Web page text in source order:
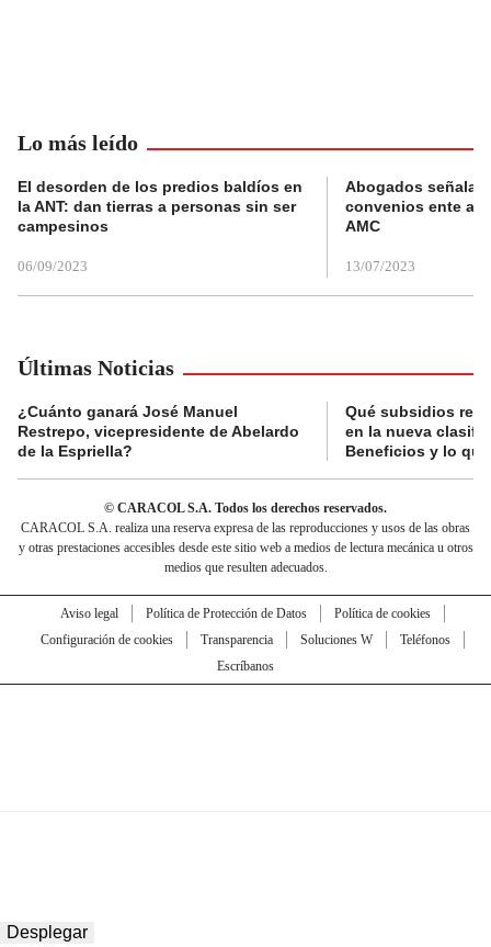
Lo más leído
El desorden de los predios baldíos en
la ANT: dan tierras a personas sin ser
campesinos
06/09/2023
Abogados
convenios ente
AMC
13/07/2023
Últimas Noticias
¿Cuánto ganará José Manuel
Restrepo, vicepresidente de Abelardo
de la Espriella?
Qué subsidios
en la nueva
Beneficios y lo
© CARACOL S.A. Todos los derechos reservados.
CARACOL S.A. realiza una reserva expresa de las reproducciones y usos de las obras
y otras prestaciones accesibles desde este sitio web a medios de lectura mecánica u otros
medios que resulten adecuados.
Aviso legal Política de Protección de Datos
Política de cookies
Configuración de cookies
Transparencia Soluciones W
Teléfonos
Escríbanos
Desplegar